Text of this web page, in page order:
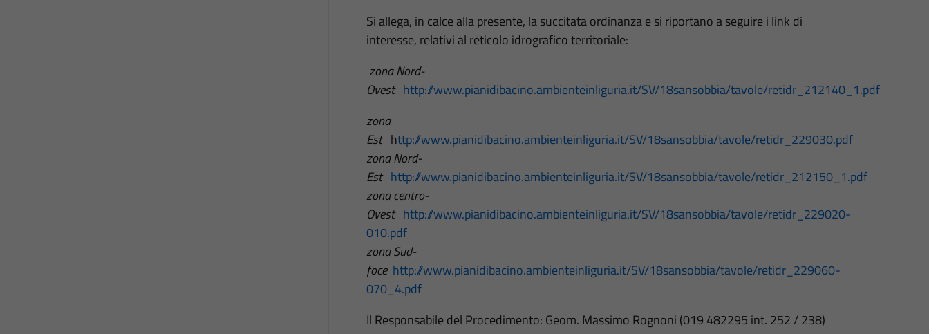
Si allega, in calce alla presente, la succitata ordinanza e si riportano a seguire i link di
interesse, relativi al reticolo idrografico territoriale:
zona Nord-
Ovest http://www.pianidibacino.ambienteinliguria.it/SV/18sansobbia/tavole/retidr_212140_1.pdf
zona
Esthttp://www.pianidibacino.ambienteinliguria.it/SV/18sansobbia/tavole/retidr_229030.pdf
zona Nord-
Est http://www.pianidibacino.ambienteinliguria.it/SV/18sansobbia/tavole/retidr_212150_1.pdf
zona centro-
Ovest http://www.pianidibacino.ambienteinliguria.it/SV/18sansobbia/tavole/retidr_229020-
010.pdf
zona Sud-
foce http://www.pianidibacino.ambienteinliguria.it/SV/18sansobbia/tavole/retidr_229060-
070_4.pdf
Il Responsabile del Procedimento: Geom. Massimo Rognoni (019 482295 int. 252 / 238)